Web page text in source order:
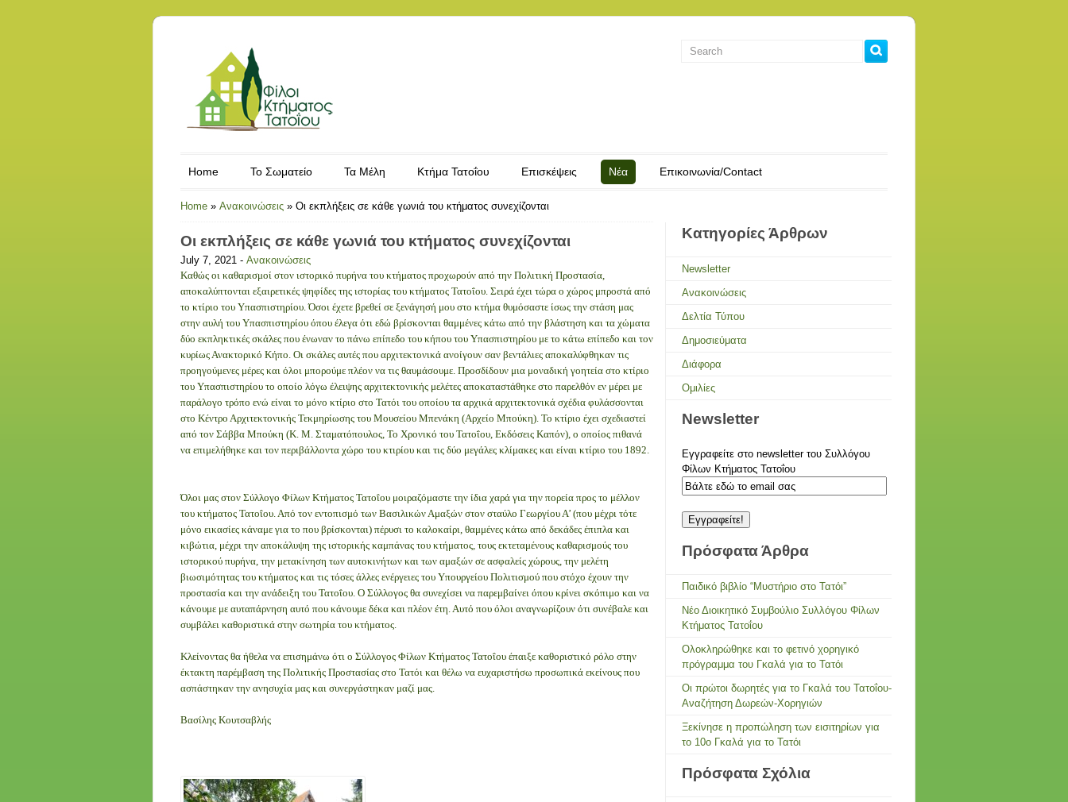
Home Το Σωματείο Τα Μέλη Κτήμα Τατοΐου Επισκέψεις Νέα Επικοινωνία/Contact
Home » Ανακοινώσεις » Οι εκπλήξεις σε κάθε γωνιά του κτήματος συνεχίζονται
Οι εκπλήξεις σε κάθε γωνιά του κτήματος συνεχίζονται
July 7, 2021 - Ανακοινώσεις
Καθώς οι καθαρισμοί στον ιστορικό πυρήνα του κτήματος προχωρούν από την Πολιτική Προστασία,
αποκαλύπτονται εξαιρετικές ψηφίδες της ιστορίας του κτήματος Τατοΐου. Σειρά έχει τώρα ο χώρος μπροστά από
το κτίριο του Υπασπιστηρίου. Όσοι έχετε βρεθεί σε ξενάγησή μου στο κτήμα θυμόσαστε ίσως την στάση μας
στην αυλή του Υπασπιστηρίου όπου έλεγα ότι εδώ βρίσκονται θαμμένες κάτω από την βλάστηση και τα χώματα
δύο εκπληκτικές σκάλες που ένωναν το πάνω επίπεδο του κήπου του Υπασπιστηρίου με το κάτω επίπεδο και τον
κυρίως Ανακτορικό Κήπο. Οι σκάλες αυτές που αρχιτεκτονικά ανοίγουν σαν βεντάλιες αποκαλύφθηκαν τις
προηγούμενες μέρες και όλοι μπορούμε πλέον να τις θαυμάσουμε. Προσδίδουν μια μοναδική γοητεία στο κτίριο
του Υπασπιστηρίου το οποίο λόγω έλειψης αρχιτεκτονικής μελέτες αποκαταστάθηκε στο παρελθόν εν μέρει με
παράλογο τρόπο ενώ είναι το μόνο κτίριο στο Τατόι του οποίου τα αρχικά αρχιτεκτονικά σχέδια φυλάσσονται
στο Κέντρο Αρχιτεκτονικής Τεκμηρίωσης του Μουσείου Μπενάκη (Αρχείο Μπούκη). Το κτίριο έχει σχεδιαστεί
από τον Σάββα Μπούκη (Κ. Μ. Σταματόπουλος, Το Χρονικό του Τατοΐου, Εκδόσεις Καπόν), ο οποίος πιθανά
να επιμελήθηκε και τον περιβάλλοντα χώρο του κτιρίου και τις δύο μεγάλες κλίμακες και είναι κτίριο του 1892.
Όλοι μας στον Σύλλογο Φίλων Κτήματος Τατοΐου μοιραζόμαστε την ίδια χαρά για την πορεία προς το μέλλον
του κτήματος Τατοΐου. Από τον εντοπισμό των Βασιλικών Αμαξών στον σταύλο Γεωργίου Α’ (που μέχρι τότε
μόνο εικασίες κάναμε για το που βρίσκονται) πέρυσι το καλοκαίρι, θαμμένες κάτω από δεκάδες έπιπλα και
κιβώτια, μέχρι την αποκάλυψη της ιστορικής καμπάνας του κτήματος, τους εκτεταμένους καθαρισμούς του
ιστορικού πυρήνα, την μετακίνηση των αυτοκινήτων και των αμαξών σε ασφαλείς χώρους, την μελέτη
βιωσιμότητας του κτήματος και τις τόσες άλλες ενέργειες του Υπουργείου Πολιτισμού που στόχο έχουν την
προστασία και την ανάδειξη του Τατοΐου. Ο Σύλλογος θα συνεχίσει να παρεμβαίνει όπου κρίνει σκόπιμο και να
κάνουμε με αυταπάρνηση αυτό που κάνουμε δέκα και πλέον έτη. Αυτό που όλοι αναγνωρίζουν ότι συνέβαλε και
συμβάλει καθοριστικά στην σωτηρία του κτήματος.
Κλείνοντας θα ήθελα να επισημάνω ότι ο Σύλλογος Φίλων Κτήματος Τατοΐου έπαιξε καθοριστικό ρόλο στην
έκτακτη παρέμβαση της Πολιτικής Προστασίας στο Τατόι και θέλω να ευχαριστήσω προσωπικά εκείνους που
ασπάστηκαν την ανησυχία μας και συνεργάστηκαν μαζί μας.
Βασίλης Κουτσαβλής
Κατηγορίες Άρθρων
Newsletter
Ανακοινώσεις
Δελτία Τύπου
Δημοσιεύματα
Διάφορα
Ομιλίες
Newsletter
Εγγραφείτε στο newsletter του Συλλόγου
Φίλων Κτήματος Τατοΐου
Πρόσφατα Άρθρα
Παιδικό βιβλίο “Μυστήριο στο Τατόι”
Νέο Διοικητικό Συμβούλιο Συλλόγου Φίλων
Κτήματος Τατοΐου
Ολοκληρώθηκε και το φετινό χορηγικό
πρόγραμμα του Γκαλά για το Τατόι
Οι πρώτοι δωρητές για το Γκαλά του Τατοΐου-
Αναζήτηση Δωρεών-Χορηγιών
Ξεκίνησε η προπώληση των εισιτηρίων για
το 10ο Γκαλά για το Τατόι
Πρόσφατα Σχόλια